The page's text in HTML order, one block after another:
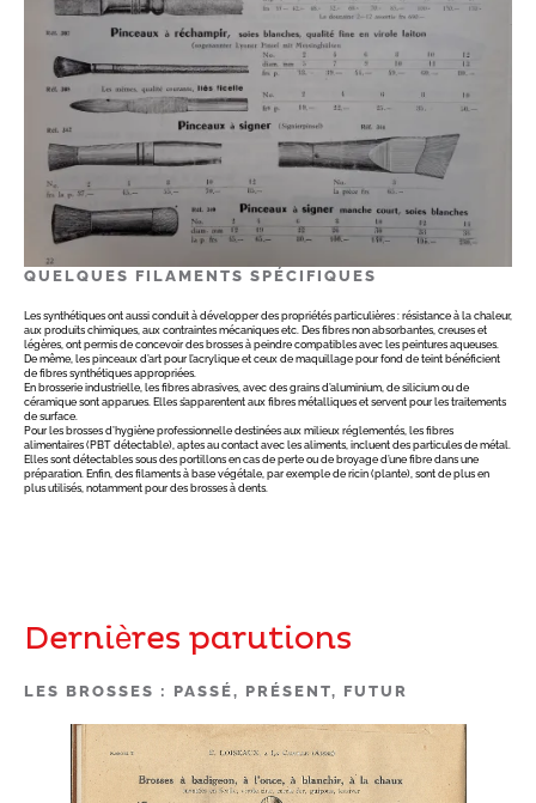
QUELQUES FILAMENTS SPÉCIFIQUES
Les synthétiques ont aussi conduit à développer des propriétés particulières : résistance à la chaleur,
aux produits chimiques, aux contraintes mécaniques etc. Des fibres non absorbantes, creuses et
légères, ont permis de concevoir des brosses à peindre compatibles avec les peintures aqueuses.
De même, les pinceaux d’art pour l’acrylique et ceux de maquillage pour fond de teint bénéficient
de fibres synthétiques appropriées.
En brosserie industrielle, les fibres abrasives, avec des grains d’aluminium, de silicium ou de
céramique sont apparues. Elles s’apparentent aux fibres métalliques et servent pour les traitements
de surface.
Pour les brosses d’hygiène professionnelle destinées aux milieux réglementés, les fibres
alimentaires (PBT détectable), aptes au contact avec les aliments, incluent des particules de métal.
Elles sont détectables sous des portillons en cas de perte ou de broyage d’une fibre dans une
préparation. Enfin, des filaments à base végétale, par exemple de ricin (plante), sont de plus en
plus utilisés, notamment pour des brosses à dents.
Dernières parutions
LES BROSSES : PASSÉ, PRÉSENT, FUTUR